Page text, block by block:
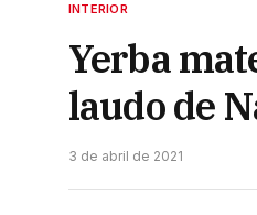
INTERIOR
Yerba
laudo de
3 de abril de 2021